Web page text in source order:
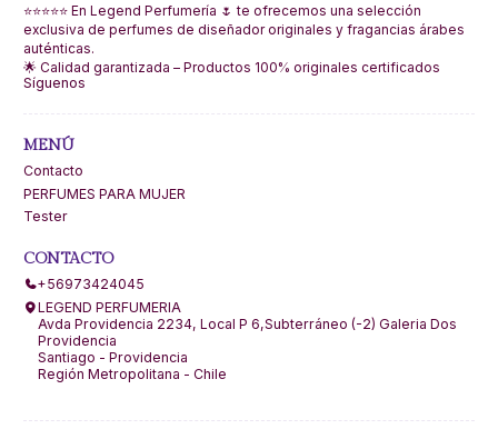
⭐⭐⭐⭐⭐ En Legend Perfumería 🌷 te ofrecemos una selección
exclusiva de perfumes de diseñador originales y fragancias árabes
auténticas.
🌟 Calidad garantizada – Productos 100% originales certificados
Síguenos
MENÚ
Contacto
PERFUMES PARA MUJER
Tester
CONTACTO
+56973424045
LEGEND PERFUMERIA
Avda Providencia 2234, Local P 6,Subterráneo (-2) Galeria Dos
Providencia
Santiago - Providencia
Región Metropolitana - Chile